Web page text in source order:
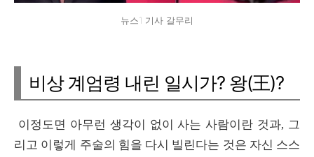
뉴스1 기사 갈무리
비상 계엄령 내린 일시가? 왕(王)?
이정도면 아무런 생각이 없이 사는 사람이란 것과, 그
리고 이렇게 주술의 힘을 다시 빌린다는 것은 자신 스스